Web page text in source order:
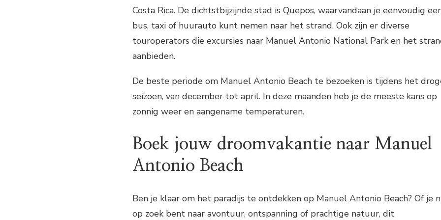
Costa Rica. De dichtstbijzijnde stad is Quepos, waarvandaan je eenvoudig
bus, taxi of huurauto kunt nemen naar het strand. Ook zijn er diverse
touroperators die excursies naar Manuel Antonio National Park en het
aanbieden.
De beste periode om Manuel Antonio Beach te bezoeken is tijdens het
seizoen, van december tot april. In deze maanden heb je de meeste kans op
zonnig weer en aangename temperaturen.
Boek jouw droomvakantie naar Manuel
Antonio Beach
Ben je klaar om het paradijs te ontdekken op Manuel Antonio Beach? Of je
op zoek bent naar avontuur, ontspanning of prachtige natuur, dit